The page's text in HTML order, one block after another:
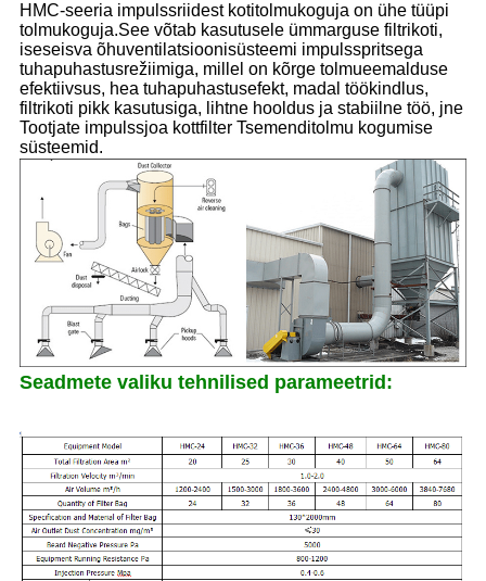
HMC-seeria impulssriidest kotitolmukoguja on ühe tüüpi
tolmukoguja.See võtab kasutusele ümmarguse filtrikoti,
iseseisva õhuventilatsioonisüsteemi impulsspritsega
tuhapuhastusrežiimiga, millel on kõrge tolmueemalduse
efektiivsus, hea tuhapuhastusefekt, madal töökindlus,
filtrikoti pikk kasutusiga, lihtne hooldus ja stabiilne töö, jne
Tootjate impulssjoa kottfilter Tsemenditolmu kogumise
süsteemid.
Seadmete valiku tehnilised parameetrid: